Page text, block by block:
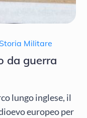
Storia Militare
da guerra
lungo inglese, il
europeo per